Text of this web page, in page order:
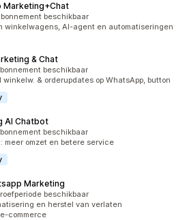
Marketing+Chat
beschikbaar
winkelwagens, AI-agent en automatiseringen
& Chat
beschikbaar
winkelw. & orderupdates op WhatsApp, button
AI Chatbot
beschikbaar
meer omzet en betere service
Marketing
beschikbaar
en herstel van verlaten
commerce